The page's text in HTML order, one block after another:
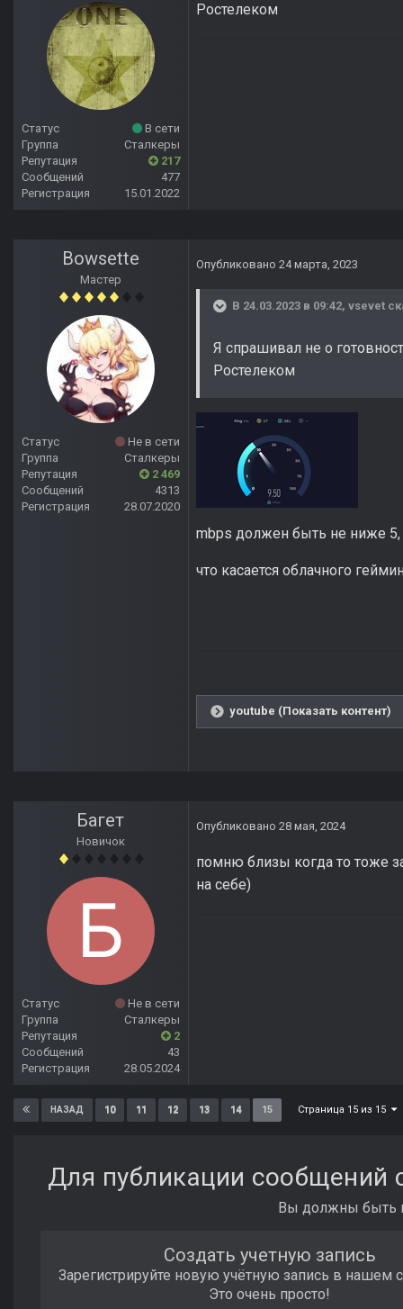
Статус
В сети
Группа
Сталкеры
Репутация
217
Сообщений
477
Регистрация
15.01.2022
Ростелеком
Bowsette
Мастер
Статус
Не в сети
Группа
Сталкеры
Репутация
2 469
Сообщений
4313
Регистрация
28.07.2020
Опубликовано 24 марта, 2023
В 24.03.2023 в 09:42, vsevet
Я спрашивал не о
Ростелеком
mbps должен быть не ниже
что касается облачного
youtube (Показать контент)
Багет
Новичок
Статус
Не в сети
Группа
Сталкеры
Репутация
2
Сообщений
43
Регистрация
28.05.2024
Опубликовано 28 мая, 2024
помню близы когда то тоже
на себе)
НАЗАД 10 11 12 13 14 15 Страница 15 из 15
Для публикации сообщений
Вы должны быть
Создать учетную запись
Зарегистрируйте новую учётную запись в нашем
Это очень просто!